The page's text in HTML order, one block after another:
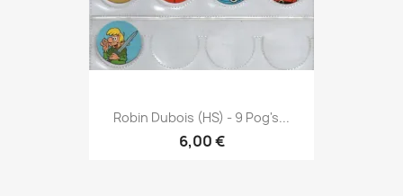
Robin Dubois (HS) - 9 Pog's...
6,00 €